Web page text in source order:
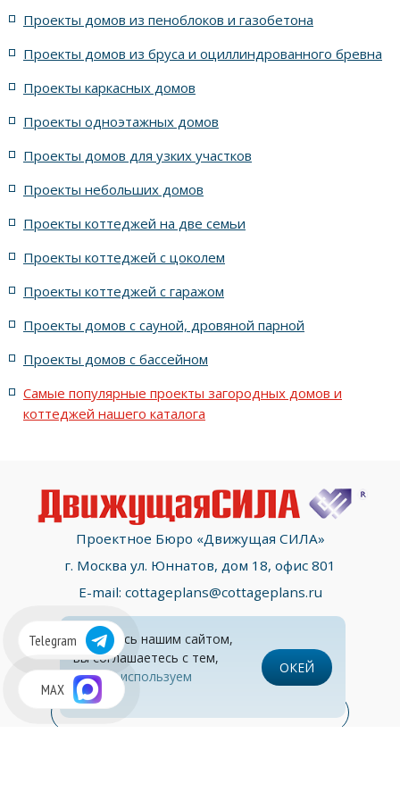
Telegram
MAX
Проекты уютных, удобных домов с циркульным эркером
с расчётом материалов
с пристроенным к дому гаражом на 1 машину
на две семьи с неравными частями с отдельными входами
Проекты ассиметричных домов
Проекты домов из пеноблоков и газобетона
Проекты домов из бруса и оциллиндрованного бревна
Проекты каркасных домов
Проекты одноэтажных домов
Проекты домов для узких участков
Проекты небольших домов
Проекты коттеджей на две семьи
Проекты коттеджей с цоколем
Проекты коттеджей с гаражом
Проекты домов с сауной, дровяной парной
Проекты домов с бассейном
Самые популярные проекты загородных домов и
коттеджей нашего каталога
Проектное Бюро «Движущая СИЛА»
г. Москва ул. Юннатов, дом 18, офис 801
E-mail: cottageplans@cottageplans.ru
(495)135-2667
Пользуясь нашим сайтом,
вы соглашаетесь с тем,
чтомы используем
cookies
ОКЕЙ